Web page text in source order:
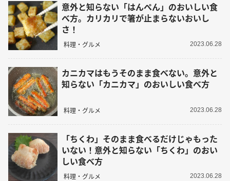
意外と知らない「はんぺん」のおいしい食
べ方。カリカリで箸が止まらないおいし
さ！
料理・グルメ 2023.06.28
カニカマはもうそのまま食べない。意外と
知らない「カニカマ」のおいしい食べ方
料理・グルメ 2023.06.28
「ちくわ」そのまま食べるだけじゃもった
いない！意外と知らない「ちくわ」のおい
しい食べ方
料理・グルメ 2023.06.28